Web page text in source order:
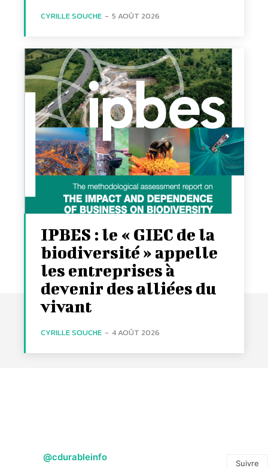
CYRILLE SOUCHE - 5 AOÛT 2026
IPBES : le « GIEC de la
biodiversité » appelle
les entreprises à
devenir des alliées du
vivant
CYRILLE SOUCHE - 4 AOÛT 2026
@cdurableinfo
Suivre